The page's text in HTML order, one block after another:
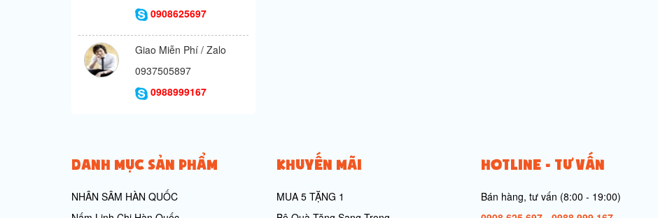
0908625697
Giao Miễn Phí / Zalo
0937505897
0988999167
DANH MỤC SẢN PHẨM
NHÂN SÂM HÀN QUỐC
KHUYẾN MÃI
MUA 5 TẶNG 1
HOTLINE - TƯ VẤN
Bán hàng, tư vấn (8:00 - 19:00)